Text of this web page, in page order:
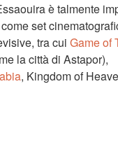
è talmente
set
tra cui Game of
la città di Astapor),
, Kingdom of